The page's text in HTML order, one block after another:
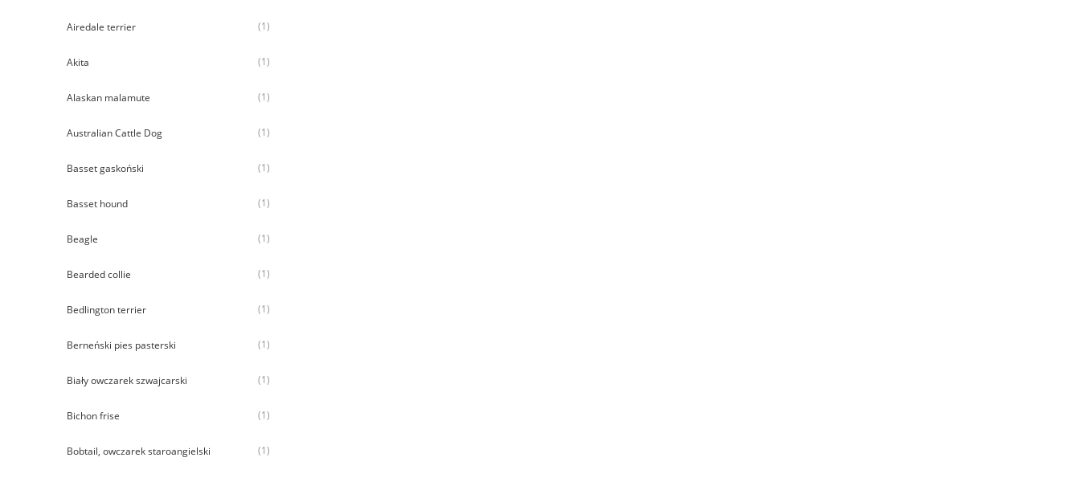
Airedale terrier (1)
Akita (1)
Alaskan malamute (1)
Australian Cattle Dog (1)
Basset gaskoński (1)
Basset hound (1)
Beagle (1)
Bearded collie (1)
Bedlington terrier (1)
Berneński pies pasterski (1)
Biały owczarek szwajcarski (1)
Bichon frise (1)
Bobtail, owczarek staroangielski (1)